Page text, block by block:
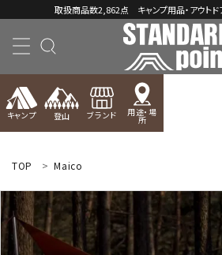
取扱商品数2,862点 キャンプ用品・アウト
キャンプ 登山 ブランド 用途・場
所
ようこそ ゲスト 様
meeting_room ログイン 新規会員登録
コンテンツ
TOP Maico